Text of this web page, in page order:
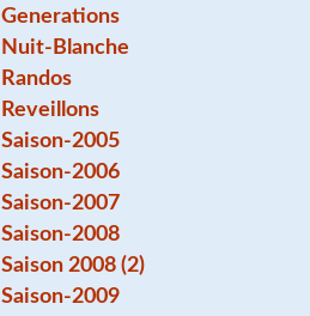
Generations
Nuit-Blanche
Randos
Reveillons
Saison-2005
Saison-2006
Saison-2007
Saison-2008
Saison 2008 (2)
Saison-2009